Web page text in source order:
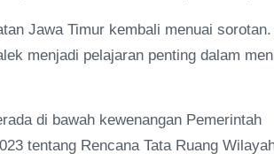
Jawa Timur kembali menuai sorotan.
menjadi pelajaran penting dalam
di bawah kewenangan Pemerintah
tentang Rencana Tata Ruang